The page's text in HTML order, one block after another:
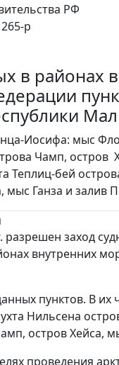
РФ
р
в районах
Иосифа: мыс
Чамп, остров
Теплиц-бей
мыс Ганза и залив
разрешен заход
внутренних
пунктов. В их
Нильсена
остров Хейса,
проведения